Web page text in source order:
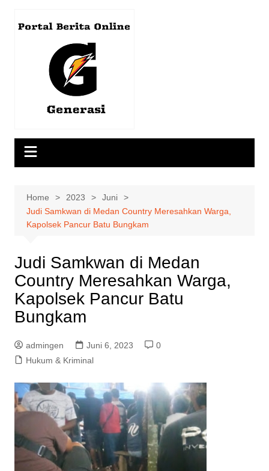
Home 2023
Juni
Judi Samkwan di Medan Country Meresahkan Warga,
Kapolsek Pancur Batu Bungkam
Judi Samkwan di Medan
Country Meresahkan Warga,
Kapolsek Pancur Batu
Bungkam
admingen Juni 6, 2023
0
Hukum & Kriminal